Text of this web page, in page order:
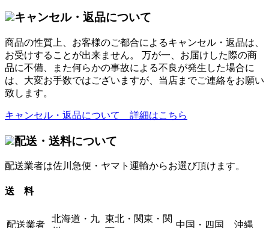
キャンセル・返品について
商品の性質上、お客様のご都合によるキャンセル・返品は、
お受けすることが出来ません。 万が一、お届けした際の商
品に不備、また何らかの事故による不良が発生した場合に
は、大変お手数ではございますが、当店までご連絡をお願い
致します。
キャンセル・返品について 詳細はこちら
配送・送料について
配送業者は佐川急便・ヤマト運輸からお選び頂けます。
送 料
配送業者
北海道・九 東北・関東・関
中国・四国 沖縄